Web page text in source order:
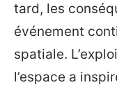
tard, les
événement
spatiale.
l’espace a